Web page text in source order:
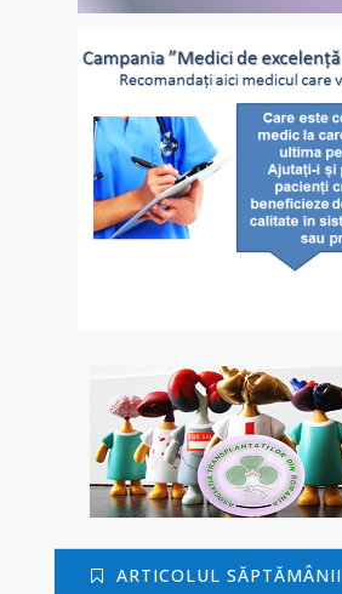
ARTICOLUL SĂPTĂMÂNII